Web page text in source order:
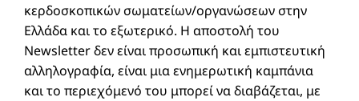
κερδοσκοπικών σωματείων/οργανώσεων στην
Ελλάδα και το εξωτερικό. Η αποστολή του
Newsletter δεν είναι προσωπική και εμπιστευτική
αλληλογραφία, είναι μια ενημερωτική καμπάνια
και το περιεχόμενό του μπορεί να διαβάζεται, με